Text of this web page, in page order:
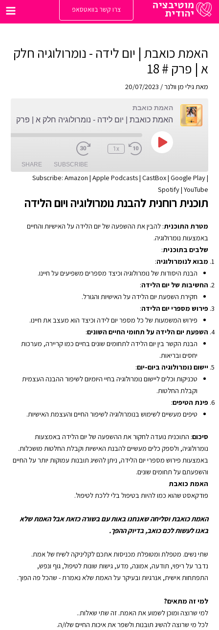
לתוכן
צרו קשר בוואטסאפ
האמת כואבת | יום לידה - נומרולוגיה חלק
א | פרק # 18
מאתגילי מן וולנר/
20/07/2023
האמת כואבת
Play
Episode
1x
SUBSCRIBE
SHARE
Amazon
CastBox
Google Play
YouTube
RSS FEED
SHARE
EMBED
Subscribe: Amazon | Apple Podcasts| CastBox| Google Play|
Spotify| YouTube
תוכנית רוחנית להבנת נומרולוגיה ויום הלידה
מטרת התוכנית: להבין את ההשפעה של יום הלידה על האישיות והחיים
באמצעות נומרולוגיה.
שלבים בתוכנית:
מבוא לנומרולוגיה:
הבנת היסודות של נומרולוגיה וכיצד מספרים משפיעים על חיינו.
החשיבות של יום הלידה:
חקירת השפעת יום הלידה על האישיות והגורל.
פירוש מספרי יום הלידה:
פירוש המשמעות של כל מספר יום לידה וכיצד הוא מעצב את חיינו.
השפעת יום הלידה על תחומי החיים השונים:
הבנת הקשר בין יום הלידה לתחומים שונים בחיים כמו קריירה, מערכות
יחסים ובריאות.
יישום נומרולוגיה ביום-יום:
טכניקות וכלים ליישום נומרולוגיה בחיי היומיום לשיפור ההבנה העצמית
וקבלת החלטות.
פינת הטיפים:
טיפים מעשיים לשימוש בנומרולוגיה לשיפור החיים והעצמת האישיות.
סיכום: התוכנית נועדה לחקור את ההשפעה של יום הלידה באמצעות
נומרולוגיה, ולספק כלים מעשיים להבנת האישיות וקבלת החלטות מושכלות.
באמצעות פירוש מספרי יום הלידה, ניתן להשיג תובנות עמוקות יותר על החיים
והשפעתם על תחומים שונים.
האמת כואבת
פודקאסט שהוא כמו להיות בטיפול בלי ללכתלטיפול.
האמת כואבתוסליחה שאנחנו באות עם בשורה כזאת אבל האמת שלא
באנו לעשות לכם כואב, בדיוק ההפך.
שתי נשים. מטפלת ומטופלת מכניסות אתכם לקליניקה לשיח של אמת.
נדבר על ריפוי, תודעה,אמונה, מדע,גישות שונות לטיפול,גוף ונפש,
התפתחות אישית, אנרגיות ובעיקר על האמת שלא נאמרת - שהכל פה הפוך.
למי זה מתאים?
למי שרוצה ומוכן לשמוע את האמת. זה שתי שאלות..
לכל מי שרוצה להשיג תובנות ולשפר את איכות החיים שלו/ה.